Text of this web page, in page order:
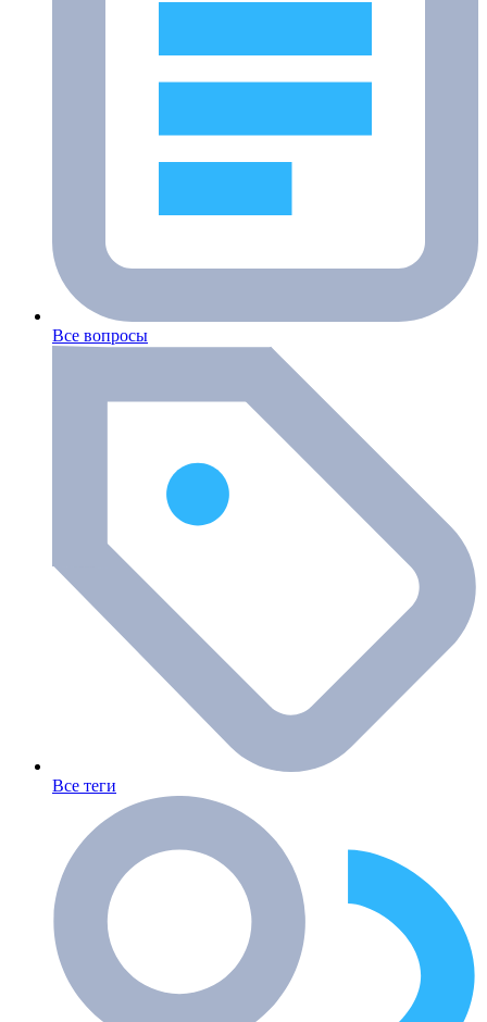
Все вопросы
Все теги